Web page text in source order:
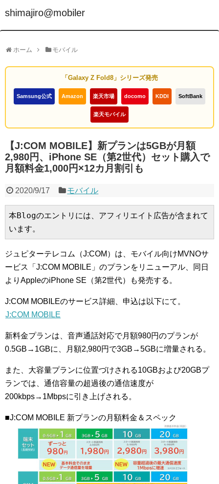
shimajiro@mobiler
ホーム モバイル
「Galaxy Z Fold8」シリーズ発売
Samsung公式 Amazon 楽天市場 docomo KDDI SoftBank
楽天モバイル
【J:COM MOBILE】新プランは5GBが月額
2,980円、iPhone SE（第2世代）セット購入で
月額料金1,000円×12カ月割引も
2020/9/17 モバイル
本Blogのエントリには、アフィリエイト広告が含まれて
います。
ジュピターテレコム（J:COM）は、モバイル向けMVNOサ
ービス「J:COM MOBILE」のプランをリニューアル、同日
よりAppleのiPhone SE（第2世代）も発売する。
J:COM MOBILEのサービス詳細、申込は以下にて。
J:COM MOBILE
新料金プランは、音声通話対応で月額980円のプランが
0.5GB→1GBに、月額2,980円で3GB→5GBに増量される。
また、大容量プランに位置づけされる10GBおよび20GBプ
ランでは、通信容量の超過後の通信速度が
200kbps→1Mbpsに引き上げされる。
■J:COM MOBILE 新プランの月額料金＆スペック